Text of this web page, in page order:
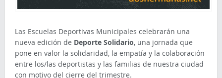
Las Escuelas Deportivas Municipales celebrarán una
nueva edición de Deporte Solidario, una jornada que
pone en valor la solidaridad, la empatía y la colaboración
entre los/las deportistas y las familias de nuestra ciudad
con motivo del cierre del trimestre.